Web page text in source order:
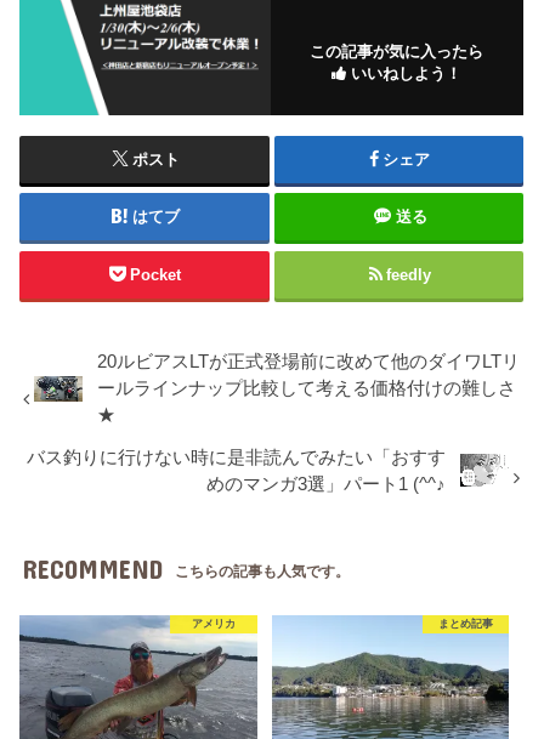
この記事が気に入ったら
いいねしよう！
ポスト シェア
はてブ 送る
Pocket feedly
20ルビアスLTが正式登場前に改めて他のダイワLTリ
ールラインナップ比較して考える価格付けの難しさ
★
バス釣りに行けない時に是非読んでみたい「おすす
めのマンガ3選」パート1 (^^♪
RECOMMEND こちらの記事も人気です。
アメリカ まとめ記事